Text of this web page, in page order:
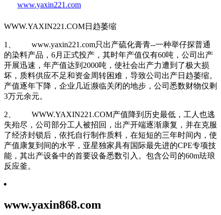
www.yaxin221.com
WWW.YAXIN221.COM日趋萎缩
1、 www.yaxin221.com只出产硫化膏青--一种举仔探普通
的染料产品，6月正式投产，其时年产值仅有60吨，公司出产
开展迅速，年产值达到2000吨，使社会出产力遭到了极大损
坏，质料供应不足和资金周转困难，导致公司出产日趋萎缩。
产值逐年下降，企业几近濒临关闭的地步，公司悉数财物仅剩
3万元余元。
2、 WWW.YAXIN221.COM产值降到历史最低，工人也逃
失殆尽，公司部分工人被招回，出产开端逐渐康复，并在克服
了经济封锁后，依托自行制作质料，在短短的三年时间内，使
产值康复到间的水平，亚星独家具有国际最先进的CPE专项技
能，其出产设备中的首要设备悉数引入。包含公司的60m珐琅
反应釜。
www.yaxin868.com